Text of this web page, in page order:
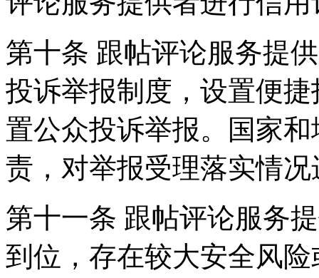
第十条 跟帖评论服务提
投诉举报制度，设置便
置公众投诉举报。国家
责，对举报受理落实情
第十一条 跟帖评论服务
到位，存在较大安全风